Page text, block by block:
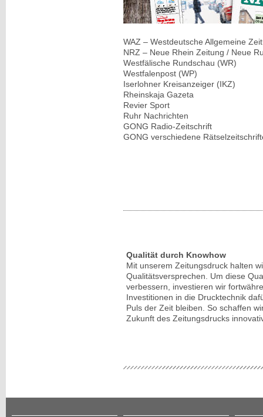
WAZ – Westdeutsche Allgemeine
NRZ – Neue Rhein Zeitung / Neue
Westfälische Rundschau (WR)
Westfalenpost (WP)
Iserlohner Kreisanzeiger (IKZ)
Rheinskaja Gazeta
Revier Sport
Ruhr Nachrichten
GONG Radio-Zeitschrift
GONG verschiedene
Qualität durch Knowhow
Mit unserem Zeitungsdruck halten
Qualitätsversprechen. Um diese
verbessern, investieren wir
Investitionen in die Drucktechnik
Puls der Zeit bleiben. So schaffen
Zukunft des Zeitungsdrucks